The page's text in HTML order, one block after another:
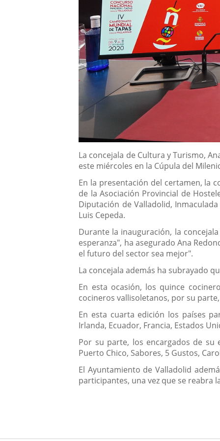
Descripción
La concejala de Cultura y Turismo,
este miércoles en la Cúpula del
En la presentación del certamen, la
de la Asociación Provincial de
Diputación de Valladolid,
Luis Cepeda.
Durante la inauguración, la
esperanza", ha asegurado Ana
el futuro del sector sea mejor".
La concejala además ha subrayado
En esta ocasión, los quince
cocineros vallisoletanos, por su
En esta cuarta edición los países
Irlanda, Ecuador, Francia, Estados
Por su parte, los encargados de su
Puerto Chico, Sabores, 5 Gustos,
El Ayuntamiento de Valladolid
participantes, una vez que se reabra